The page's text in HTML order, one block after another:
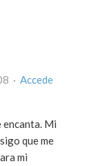
en febrero 18, 2008 · Accede
encanta. Mi
que me
mi